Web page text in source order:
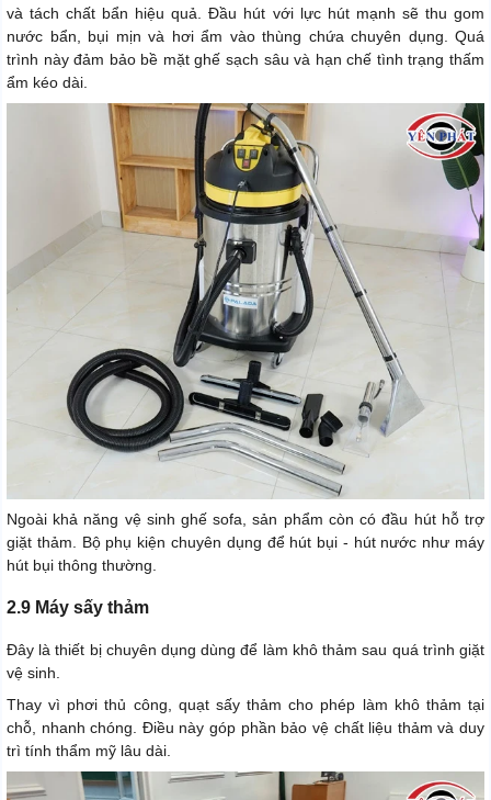
và tách chất bẩn hiệu quả. Đầu hút với lực hút mạnh sẽ thu gom
nước bẩn, bụi mịn và hơi ẩm vào thùng chứa chuyên dụng. Quá
trình này đảm bảo bề mặt ghế sạch sâu và hạn chế tình trạng thấm
ẩm kéo dài.
Ngoài khả năng vệ sinh ghế sofa, sản phẩm còn có đầu hút hỗ trợ
giặt thảm. Bộ phụ kiện chuyên dụng để hút bụi - hút nước như máy
hút bụi thông thường.
2.9 Máy sấy thảm
Đây là thiết bị chuyên dụng dùng để làm khô thảm sau quá trình giặt
vệ sinh.
Thay vì phơi thủ công, quạt sấy thảm cho phép làm khô thảm tại
chỗ, nhanh chóng. Điều này góp phần bảo vệ chất liệu thảm và duy
trì tính thẩm mỹ lâu dài.